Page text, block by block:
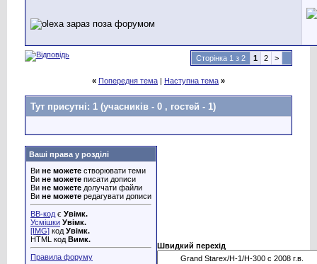
Сторінка 1 з 2 1 2 >
« Попередня тема | Наступна тема »
Тут присутні: 1 (учасників - 0 , гостей - 1)
Ваші права у розділі
Ви не можете створювати теми
Ви не можете писати дописи
Ви не можете долучати файли
Ви не можете редагувати дописи
BB-код є Увімк.
Усмішки Увімк.
[IMG] код Увімк.
HTML код Вимк.
Правила форуму
Швидкий перехід